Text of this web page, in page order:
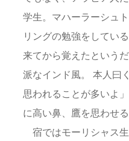
学生。マハーラーシュ
リングの勉強をしてい
来てから覚えたという
派なインド風。 本人曰
思われることが多いよ
に高い鼻、鷹を思わせ
宿ではモーリシャス